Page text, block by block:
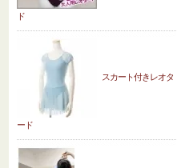
ド
スカート付きレオタ
ード